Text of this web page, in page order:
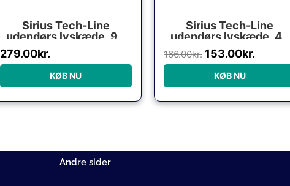
Sirius Tech-Line
udendørs lyskæde, 90
varm hvide lys, 9 meter,
forlænger
279.00kr.
KØB NU
Sirius Tech-Line
udendørs lyskæde, 45
farvede lys, 4,5 meter,
startsæt
166.00kr. 153.00kr.
KØB NU
Andre sider